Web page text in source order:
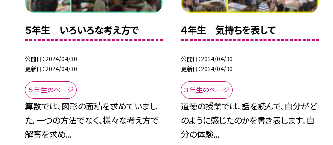
５年生 いろいろな考え方で
公開日 2024/04/30
更新日 2024/04/30
５年生のページ
算数では、図形の面積を求めていまし
た。一つの方法でなく、様々な考え方で
解答を求め...
４年生 気持ちを表して
公開日 2024/04/30
更新日 2024/04/30
３年生のページ
道徳の授業では、話を読んで、自分がど
のように感じたのかを書き表します。自
分の体験...